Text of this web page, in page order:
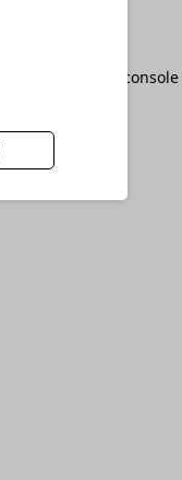
browser console